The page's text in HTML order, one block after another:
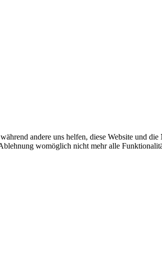
andere uns helfen, diese Website und
womöglich nicht mehr alle